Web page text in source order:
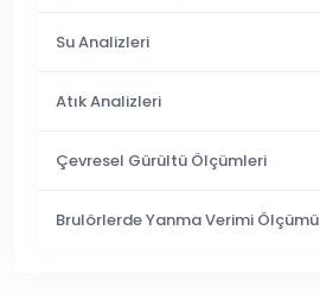
Su Analizleri
Atık Analizleri
Çevresel Gürültü Ölçümleri
Brulörlerde Yanma Verimi Ölçümü